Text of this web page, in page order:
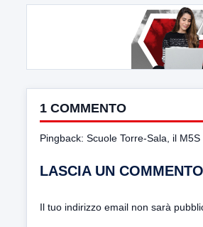
1 COMMENTO
Pingback: Scuole Torre-Sala, il
LASCIA UN COMMENTO
Il tuo indirizzo email non sarà